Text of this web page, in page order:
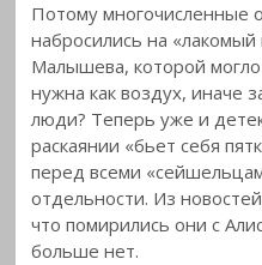
Потому многочисленные
набросились на
Малышева, которой
нужна как воздух, иначе
люди? Теперь уже и
раскаянии «бьет себя
перед всеми
отдельности. Из
что помирились они с
больше нет.